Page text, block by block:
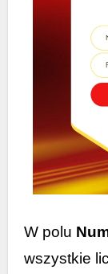
W polu
wszystkie